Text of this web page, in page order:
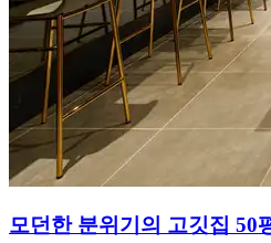
모던한 분위기의 고깃집 50